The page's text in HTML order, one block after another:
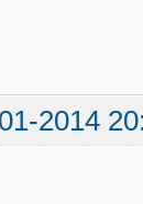
2014